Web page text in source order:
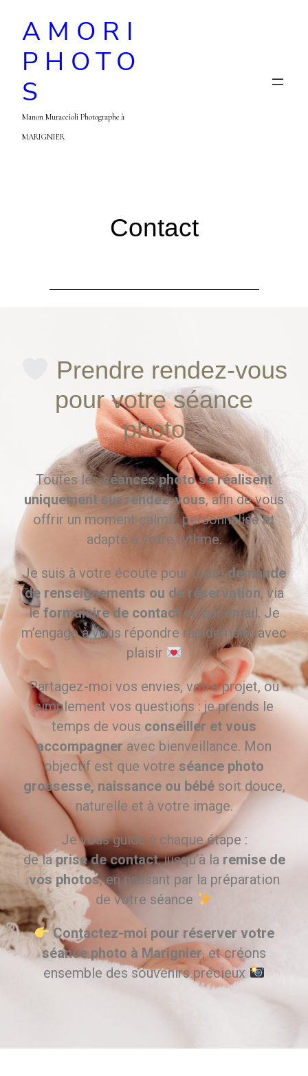
AMORI
PHOTO
S
Manon Muraccioli Photographe à
MARIGNIER
Contact
Prendre rendez-vous
pour votre séance
photo
Toutes lesséances photo se réalisent
uniquement sur rendez-vous, afin de vous
offrir un moment calme, personnalisé et
adapté à votre rythme.
Je suis à votre écoute pour toutedemande
de renseignements ou de réservation, via
le formulaire de contactou par email. Je
m’engage à vous répondre rapidement, avec
plaisir
Partagez-moi vos envies, votre projet, ou
simplement vos questions : je prends le
temps de vous conseiller et vous
accompagner avec bienveillance. Mon
objectif est que votre séance photo
grossesse, naissance ou bébésoit douce,
naturelle et à votre image.
Je vous guide à chaque étape :
de laprise de contact, jusqu’à la remise de
vos photos, en passant par la préparation
de votre séance
Contactez-moi pour réserver votre
séance photo à Marignier, et créons
ensemble des souvenirs précieux